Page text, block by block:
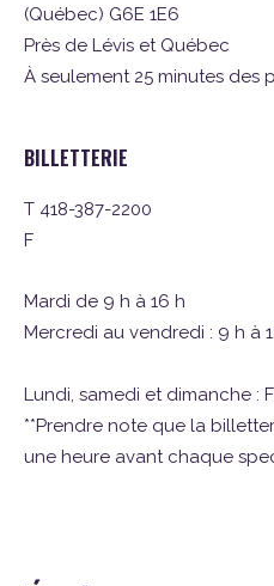
(Québec) G6E 1E6
Près de Lévis et Québec
À seulement 25 minutes des
BILLETTERIE
T 418-387-2200
F
Mardi de 9 h à 16 h
Mercredi au vendredi : 9 h à
Lundi, samedi et dimanche :
**Prendre note que la
une heure avant chaque